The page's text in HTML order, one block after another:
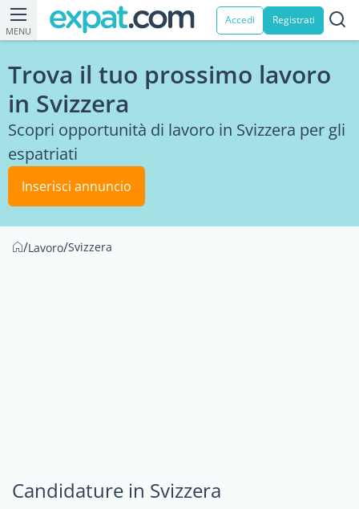
MENU
Accedi Registrati
Trova il tuo prossimo lavoro
in Svizzera
Scopri opportunità di lavoro in Svizzera per gli
espatriati
Inserisci annuncio
/Lavoro/Svizzera
Candidature in Svizzera